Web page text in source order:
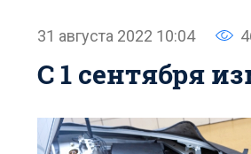
31 августа 2022 10:04
С 1 сентября